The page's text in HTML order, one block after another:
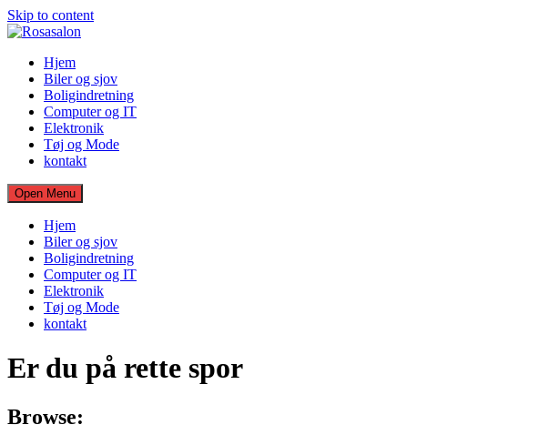
Skip to content
Hjem
Biler og sjov
Boligindretning
Computer og IT
Elektronik
Tøj og Mode
kontakt
Open Menu
Hjem
Biler og sjov
Boligindretning
Computer og IT
Elektronik
Tøj og Mode
kontakt
Er du på rette spor
Browse: